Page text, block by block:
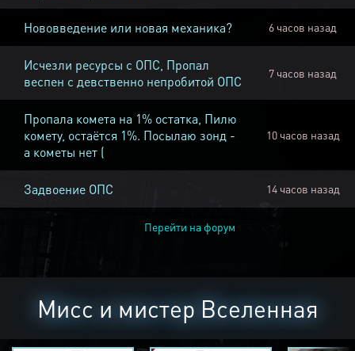
Нововведение или новая механика? 6 часов назад
Исчезли ресурсы с ОПС, Пропал
веспен с девственно непробитой ОПС
7 часов назад
Пропала комета на 1% остатка, Пилю
комету, остаётся 1%. Посылаю зонд -
а кометы нет (
10 часов назад
Задвоение ОПС 14 часов назад
Перейти на форум
Мисс и мистер Вселенная